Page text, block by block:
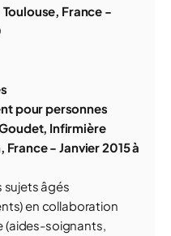
France -
pour personnes
Infirmière
- Janvier 2015 à
sujets âgés
en collaboration
(aides-soignants,